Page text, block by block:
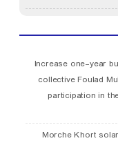
Increase one-year
collective Foulad
participation in
Morche Khort